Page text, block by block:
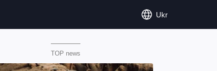
Ukr
TOP news